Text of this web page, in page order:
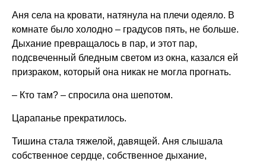
Аня села на кровати, натянула на плечи одеяло. В
комнате было холодно – градусов пять, не больше.
Дыхание превращалось в пар, и этот пар,
подсвеченный бледным светом из окна, казался ей
призраком, который она никак не могла прогнать.
– Кто там? – спросила она шепотом.
Царапанье прекратилось.
Тишина стала тяжелой, давящей. Аня слышала
собственное сердце, собственное дыхание,